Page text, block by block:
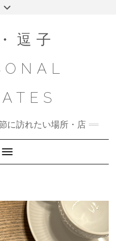
逗子
に訪れたい場所・店
Toggle Navigation